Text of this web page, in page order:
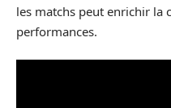
les matchs peut enrichir la
performances.